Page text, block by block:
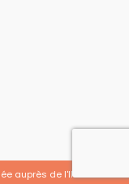
auprès de l'INPI